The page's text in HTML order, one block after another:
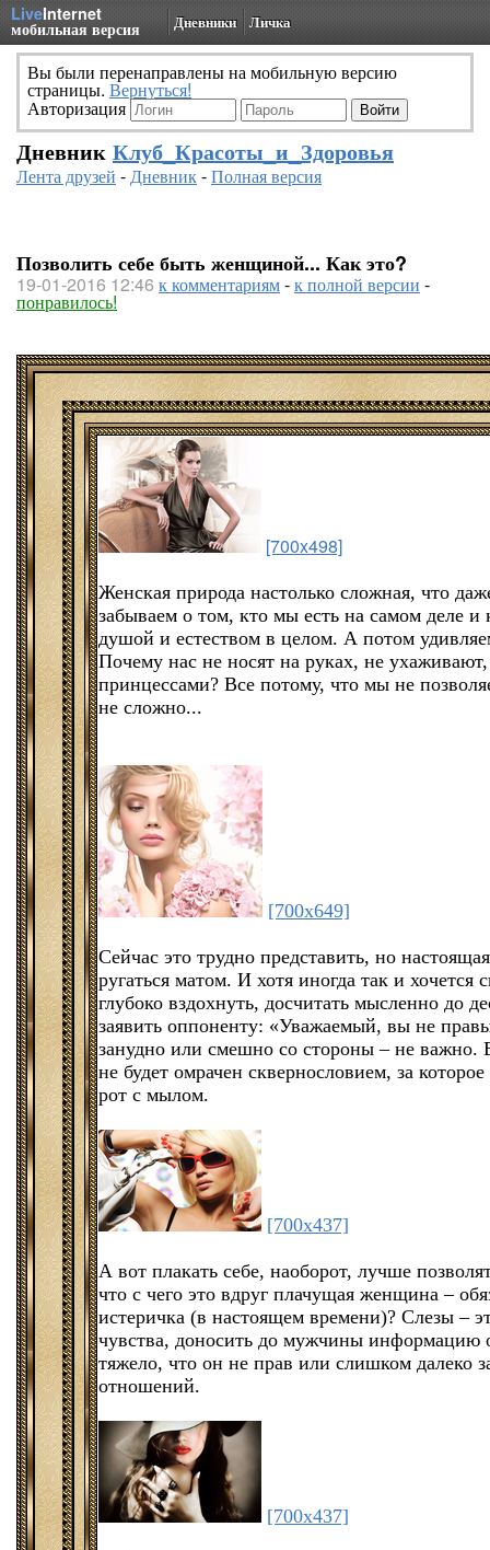
LiveInternet
мобильная версия Дневники Личка
Вы были перенаправлены на мобильную версию
страницы. Вернуться!
Авторизация
Дневник Клуб_Красоты_и_Здоровья
Лента друзей -Дневник-Полная версия
Позволить себе быть женщиной... Как это?
19-01-2016 12:46 к комментариям-к полной версии -
понравилось!
[700x498]
Женская природа настолько сложная, что
забываем о том, кто мы есть на самом деле и
душой и естеством в целом. А потом
Почему нас не носят на руках, не
принцессами? Все потому, что мы не
не сложно...
[700x649]
Сейчас это трудно представить, но
ругаться матом. И хотя иногда так и хочется
глубоко вздохнуть, досчитать мысленно до
заявить оппоненту: «Уважаемый, вы не
занудно или смешно со стороны – не
не будет омрачен сквернословием, за
рот с мылом.
[700x437]
А вот плакать себе, наоборот, лучше
что с чего это вдруг плачущая женщина –
истеричка (в настоящем времени)? Слезы –
чувства, доносить до мужчины информацию
тяжело, что он не прав или слишком далеко
отношений.
[700x437]